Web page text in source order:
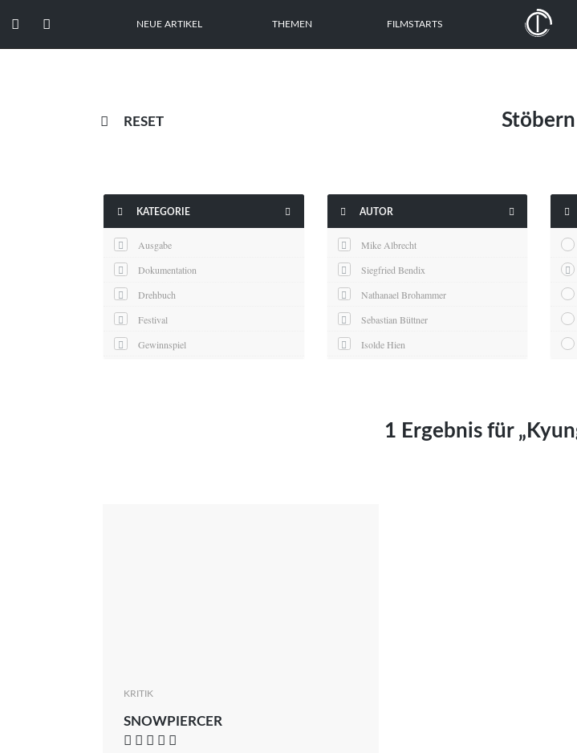
  NEUE ARTIKEL THEMEN FILMSTARTS
 RESET Stöbern
 KATEGORIE 
Ausgabe
Dokumentation
Drehbuch
Festival
Gewinnspiel
 AUTOR 
Mike Albrecht
Siegfried Bendix
Nathanael Brohammer
Sebastian Büttner
Isolde Hien
Maximilian Kosing

1 Ergebnis für
KRITIK
SNOWPIERCER
    